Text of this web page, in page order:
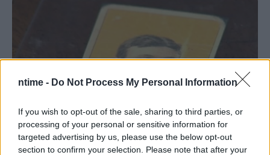
ntime - Do Not Process My Personal Information
If you wish to opt-out of the sale, sharing to third parties, or
processing of your personal or sensitive information for
targeted advertising by us, please use the below opt-out
section to confirm your selection. Please note that after your